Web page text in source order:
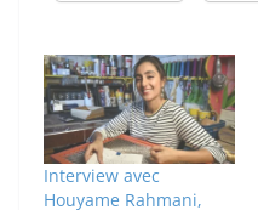
Interview avec
Houyame Rahmani,